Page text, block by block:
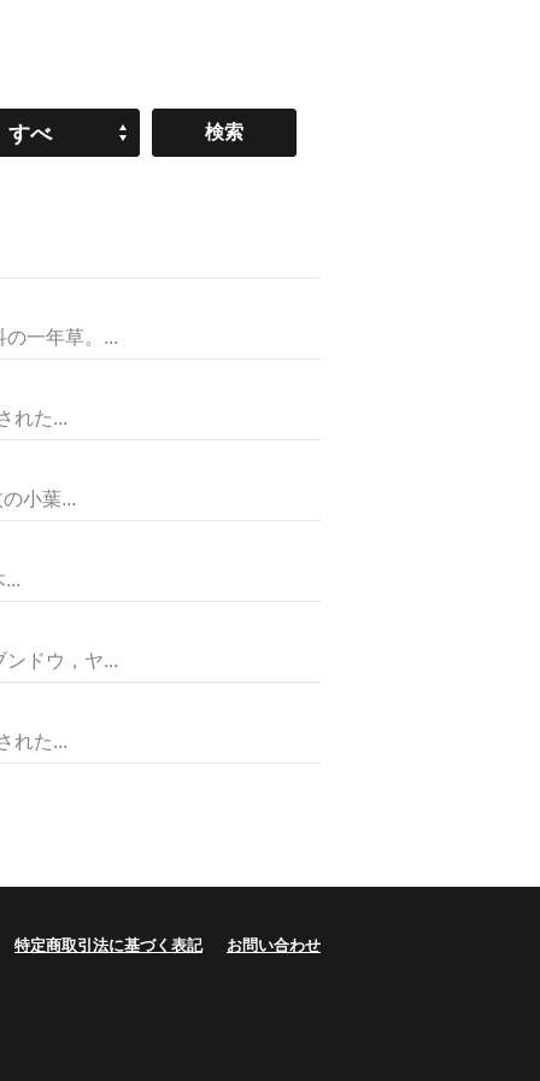
すべ
一年草。...
れた...
小葉...
ドウ，ヤ...
れた...
特定商取引法に基づく表記 お問い合わせ